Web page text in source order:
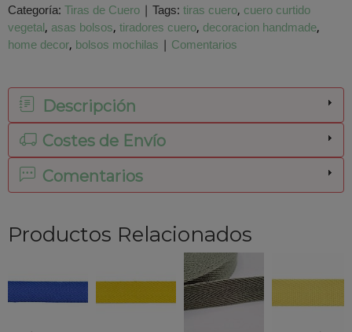
Categoría:Tiras de Cuero | Tags:tiras cuero cuero curtido
vegetal asas bolsos tiradores cuero decoracion handmade
home decor bolsos mochilas | Comentarios
Descripción
Costes de Envío
Comentarios
Productos Relacionados